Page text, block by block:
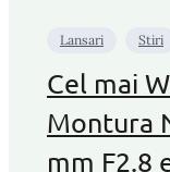
Lansari Stiri
Cel mai
Montura
mm F2.8